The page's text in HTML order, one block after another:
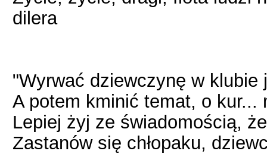
dilera
"Wyrwać dziewczynę w klubie
A potem kminić temat, o kur...
Lepiej żyj ze świadomością,
Zastanów się chłopaku,